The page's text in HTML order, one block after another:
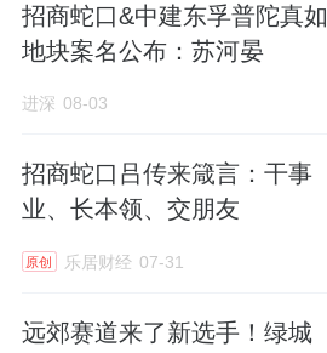
招商蛇口&中建东孚普陀真如
地块案名公布：苏河晏
进深 08-03
招商蛇口吕传来箴言：干事
业、长本领、交朋友
原创 乐居财经 07-31
远郊赛道来了新选手！绿城